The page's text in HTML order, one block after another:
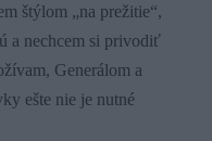
štýlom „na prežitie“,
a nechcem si privodiť
Generálom a
ešte nie je nutné